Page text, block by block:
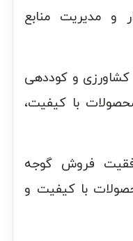
و مدیریت منابع
کشاورزی و کوددهی
با کیفیت،
فروش گوجه
با کیفیت و